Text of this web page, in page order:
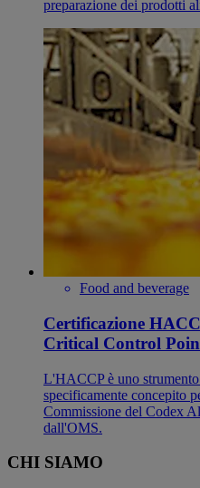
preparazione dei prodotti
Food and beverage
Certificazione
Critical Control
L'HACCP è uno
specificamente concepito
Commissione del Codex
dall'OMS.
CHI SIAMO